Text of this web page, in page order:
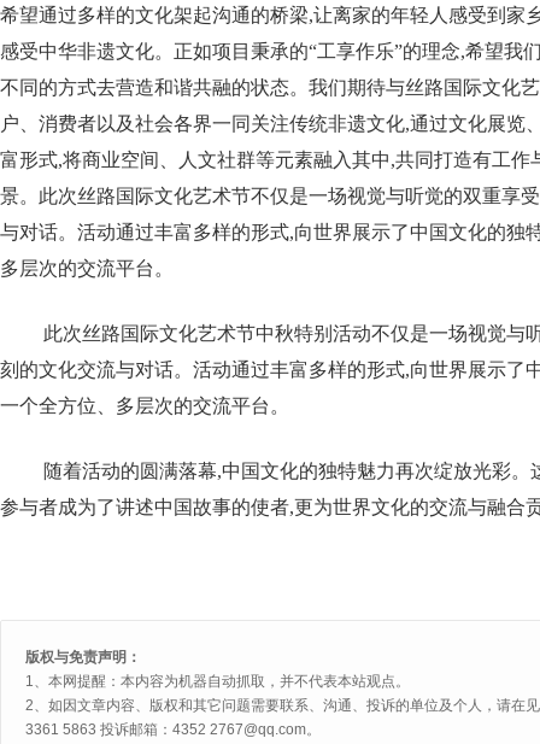
希望通过多样的文化架起沟通的桥梁,让离家的年轻人感受到家
感受中华非遗文化。正如项目秉承的“工享作乐”的理念,希望我
不同的方式去营造和谐共融的状态。我们期待与丝路国际文化
户、消费者以及社会各界一同关注传统非遗文化,通过文化展览
富形式,将商业空间、人文社群等元素融入其中,共同打造有工作
景。此次丝路国际文化艺术节不仅是一场视觉与听觉的双重享
与对话。活动通过丰富多样的形式,向世界展示了中国文化的独
多层次的交流平台。
此次丝路国际文化艺术节中秋特别活动不仅是一场视觉与
刻的文化交流与对话。活动通过丰富多样的形式,向世界展示了
一个全方位、多层次的交流平台。
随着活动的圆满落幕,中国文化的独特魅力再次绽放光彩。
参与者成为了讲述中国故事的使者,更为世界文化的交流与融合
版权与免责声明：
1、本网提醒：本内容为机器自动抓取，并不代表本站观点。
2、如因文章内容、版权和其它问题需要联系、沟通、投诉的单位及个人，请在
3361 5863 投诉邮箱：4352 2767@qq.com。